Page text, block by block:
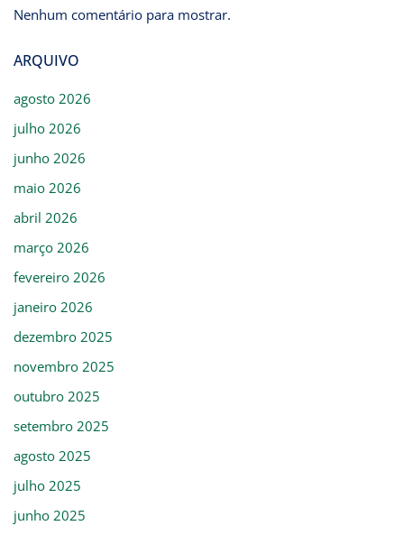
Nenhum comentário para mostrar.
ARQUIVO
agosto 2026
julho 2026
junho 2026
maio 2026
abril 2026
março 2026
fevereiro 2026
janeiro 2026
dezembro 2025
novembro 2025
outubro 2025
setembro 2025
agosto 2025
julho 2025
junho 2025